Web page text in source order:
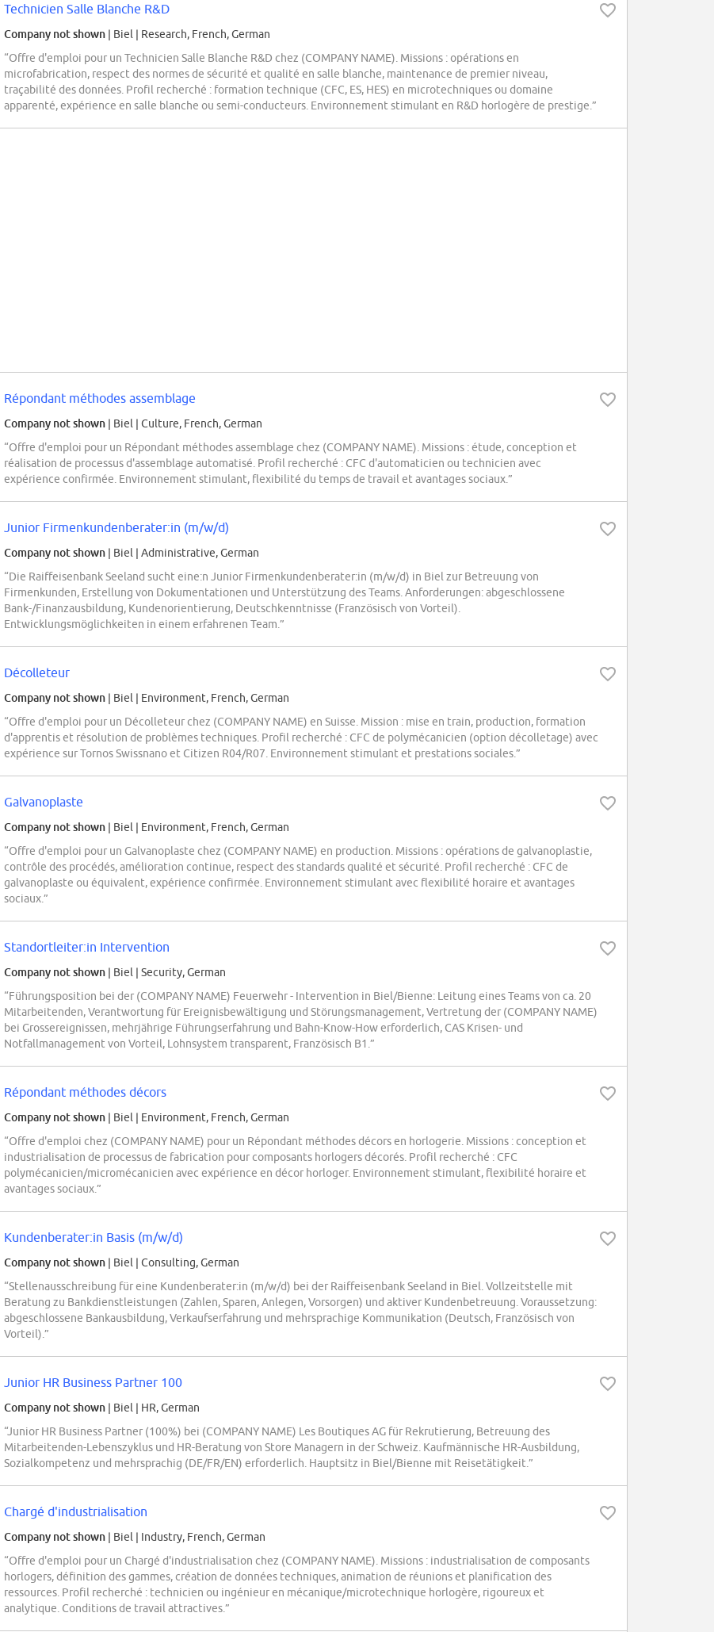
Technicien Salle Blanche R&D
Company not shown | Biel | Research, French, German
“Offre d'emploi pour un Technicien Salle Blanche R&D chez (COMPANY NAME). Missions : opérations en
microfabrication, respect des normes de sécurité et qualité en salle blanche, maintenance de premier niveau,
traçabilité des données. Profil recherché : formation technique (CFC, ES, HES) en microtechniques ou domaine
apparenté, expérience en salle blanche ou semi-conducteurs. Environnement stimulant en R&D horlogère de prestige.”
Répondant méthodes assemblage
Company not shown | Biel | Culture, French, German
“Offre d'emploi pour un Répondant méthodes assemblage chez (COMPANY NAME). Missions : étude, conception et
réalisation de processus d'assemblage automatisé. Profil recherché : CFC d'automaticien ou technicien avec
expérience confirmée. Environnement stimulant, flexibilité du temps de travail et avantages sociaux.”
Junior Firmenkundenberater:in (m/w/d)
Company not shown | Biel | Administrative, German
“Die Raiffeisenbank Seeland sucht eine:n Junior Firmenkundenberater:in (m/w/d) in Biel zur Betreuung von
Firmenkunden, Erstellung von Dokumentationen und Unterstützung des Teams. Anforderungen: abgeschlossene
Bank-/Finanzausbildung, Kundenorientierung, Deutschkenntnisse (Französisch von Vorteil).
Entwicklungsmöglichkeiten in einem erfahrenen Team.”
Décolleteur
Company not shown | Biel | Environment, French, German
“Offre d'emploi pour un Décolleteur chez (COMPANY NAME) en Suisse. Mission : mise en train, production, formation
d'apprentis et résolution de problèmes techniques. Profil recherché : CFC de polymécanicien (option décolletage) avec
expérience sur Tornos Swissnano et Citizen R04/R07. Environnement stimulant et prestations sociales.”
Galvanoplaste
Company not shown | Biel | Environment, French, German
“Offre d'emploi pour un Galvanoplaste chez (COMPANY NAME) en production. Missions : opérations de galvanoplastie,
contrôle des procédés, amélioration continue, respect des standards qualité et sécurité. Profil recherché : CFC de
galvanoplaste ou équivalent, expérience confirmée. Environnement stimulant avec flexibilité horaire et avantages
sociaux.”
Standortleiter:in Intervention
Company not shown | Biel | Security, German
“Führungsposition bei der (COMPANY NAME) Feuerwehr - Intervention in Biel/Bienne: Leitung eines Teams von ca. 20
Mitarbeitenden, Verantwortung für Ereignisbewältigung und Störungsmanagement, Vertretung der (COMPANY NAME)
bei Grossereignissen, mehrjährige Führungserfahrung und Bahn-Know-How erforderlich, CAS Krisen- und
Notfallmanagement von Vorteil, Lohnsystem transparent, Französisch B1.”
Répondant méthodes décors
Company not shown | Biel | Environment, French, German
“Offre d'emploi chez (COMPANY NAME) pour un Répondant méthodes décors en horlogerie. Missions : conception et
industrialisation de processus de fabrication pour composants horlogers décorés. Profil recherché : CFC
polymécanicien/micromécanicien avec expérience en décor horloger. Environnement stimulant, flexibilité horaire et
avantages sociaux.”
Kundenberater:in Basis (m/w/d)
Company not shown | Biel | Consulting, German
“Stellenausschreibung für eine Kundenberater:in (m/w/d) bei der Raiffeisenbank Seeland in Biel. Vollzeitstelle mit
Beratung zu Bankdienstleistungen (Zahlen, Sparen, Anlegen, Vorsorgen) und aktiver Kundenbetreuung. Voraussetzung:
abgeschlossene Bankausbildung, Verkaufserfahrung und mehrsprachige Kommunikation (Deutsch, Französisch von
Vorteil).”
Junior HR Business Partner 100
Company not shown | Biel | HR, German
“Junior HR Business Partner (100%) bei (COMPANY NAME) Les Boutiques AG für Rekrutierung, Betreuung des
Mitarbeitenden-Lebenszyklus und HR-Beratung von Store Managern in der Schweiz. Kaufmännische HR-Ausbildung,
Sozialkompetenz und mehrsprachig (DE/FR/EN) erforderlich. Hauptsitz in Biel/Bienne mit Reisetätigkeit.”
Chargé d'industrialisation
Company not shown | Biel | Industry, French, German
“Offre d'emploi pour un Chargé d'industrialisation chez (COMPANY NAME). Missions : industrialisation de composants
horlogers, définition des gammes, création de données techniques, animation de réunions et planification des
ressources. Profil recherché : technicien ou ingénieur en mécanique/microtechnique horlogère, rigoureux et
analytique. Conditions de travail attractives.”